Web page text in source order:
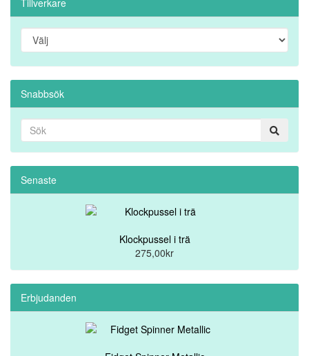
Tillverkare
Snabbsök
Senaste
Klockpussel i trä
275,00kr
Erbjudanden